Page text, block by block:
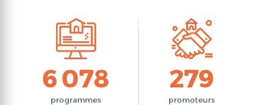
6 078
programmes
279
promoteurs